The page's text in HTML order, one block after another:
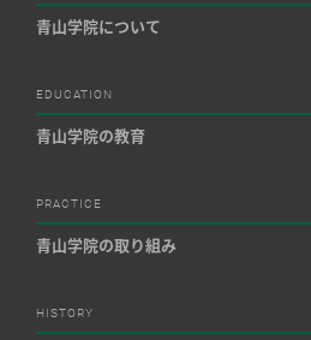
青山学院について
EDUCATION
青山学院の教育
PRACTICE
青山学院の取り組み
HISTORY